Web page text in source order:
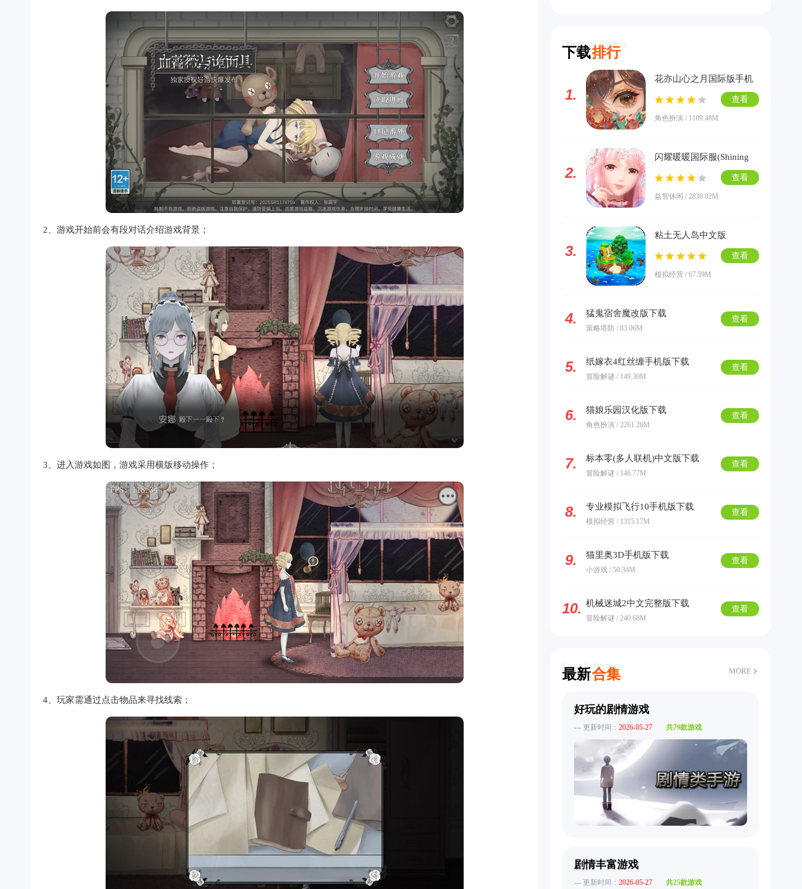
2、游戏开始前会有段对话介绍游戏背景；
3、进入游戏如图，游戏采用横版移动操作；
4、玩家需通过点击物品来寻找线索；
下载排行
Download Ranking
1.
花亦山心之月国际版手机
版下载
角色扮演 / 1109.48M
查看
2.
闪耀暖暖国际服(Shining
Nikki)下载
益智休闲 / 2830.02M
查看
3.
粘土无人岛中文版
模拟经营 / 67.59M
查看
4. 猛鬼宿舍魔改版下载
策略塔防 / 83.06M
查看
5. 纸嫁衣4红丝缠手机版下载
冒险解谜 / 149.30M
查看
6. 猫娘乐园汉化版下载
角色扮演 / 2261.26M
查看
7. 标本零(多人联机)中文版下载
冒险解谜 / 146.77M
查看
8. 专业模拟飞行10手机版下载
模拟经营 / 1315.17M
查看
9. 猫里奥3D手机版下载
小游戏 / 50.34M
查看
10. 机械迷城2中文完整版下载
冒险解谜 / 240.68M
查看
最新合集
Latest Collection
MORE
好玩的剧情游戏
--- 更新时间： 2026-05-27 共79款游戏
剧情丰富游戏
--- 更新时间： 2026-05-27 共25款游戏